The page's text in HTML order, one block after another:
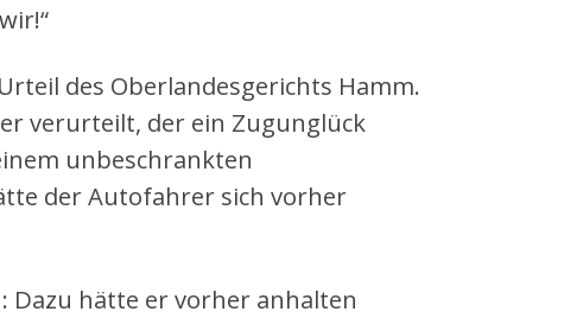
des Oberlandesgerichts Hamm.
verurteilt, der ein Zugunglück
unbeschrankten
der Autofahrer sich vorher
Dazu hätte er vorher anhalten